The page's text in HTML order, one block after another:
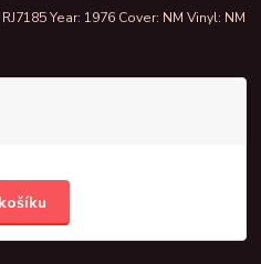
Year: 1976 Cover: NM Vinyl: NM